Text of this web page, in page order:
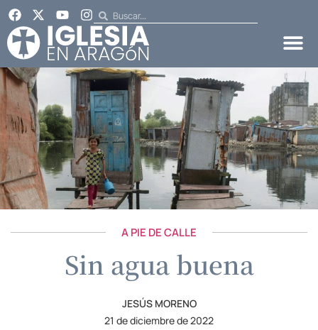
A PIE DE CALLE
Sin agua buena
JESÚS MORENO
21 de diciembre de 2022